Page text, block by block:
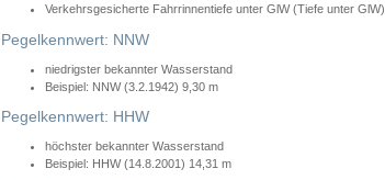
Verkehrsgesicherte Fahrrinnentiefe unter GlW (Tiefe unter GlW)
Pegelkennwert: NNW
niedrigster bekannter Wasserstand
Beispiel: NNW (3.2.1942) 9,30 m
Pegelkennwert: HHW
höchster bekannter Wasserstand
Beispiel: HHW (14.8.2001) 14,31 m